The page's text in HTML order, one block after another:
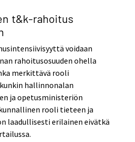
t&k-rahoitus
voidaan
rahoitusosuuden ohella
merkittävä rooli
hallinnonalan
ja opetusministeriön
rooli tieteen ja
laadullisesti erilainen eivätkä